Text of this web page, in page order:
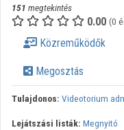
Intézményi listák
Intézmények
Közreműködők
151 megtekintés
0.00 (0
Közreműködők
Megosztás
Tulajdonos: Videotorium
Lejátszási listák: Megnyitó